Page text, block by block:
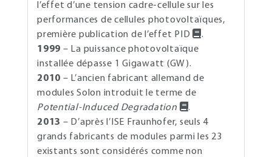
l’effet d’une tension cadre-cellule sur les
performances de cellules photovoltaïques,
première publication de l’effet PID
.
1999 – La puissance photovoltaïque
installée dépasse 1 Gigawatt (GW).
2010 – L’ancien fabricant allemand de
modules Solon introduit le terme de
Potential-Induced Degradation
.
2013 – D’après l’ISE Fraunhofer, seuls 4
grands fabricants de modules parmi les 23
existants sont considérés comme non